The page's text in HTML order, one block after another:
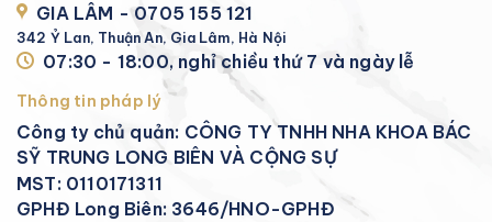
GIA LÂM - 0705 155 121
342 Ỷ Lan, Thuận An, Gia Lâm, Hà Nội
07:30 - 18:00, nghỉ chiều thứ 7 và ngày lễ
Thông tin pháp lý
Công ty chủ quản: CÔNG TY TNHH NHA KHOA BÁC
SỸ TRUNG LONG BIÊN VÀ CỘNG SỰ
MST: 0110171311
GPHĐ Long Biên: 3646/HNO-GPHĐ